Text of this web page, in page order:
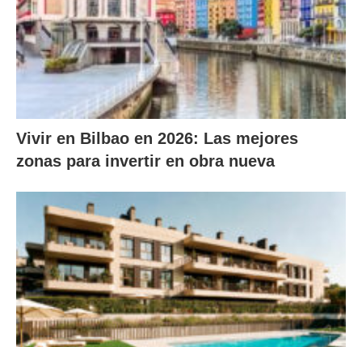
Vivir en Bilbao en 2026: Las mejores
zonas para invertir en obra nueva